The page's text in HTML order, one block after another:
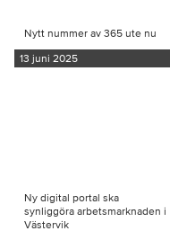
Nytt nummer av 365 ute nu
13 juni 2025
Ny digital portal ska
synliggöra arbetsmarknaden i
Västervik